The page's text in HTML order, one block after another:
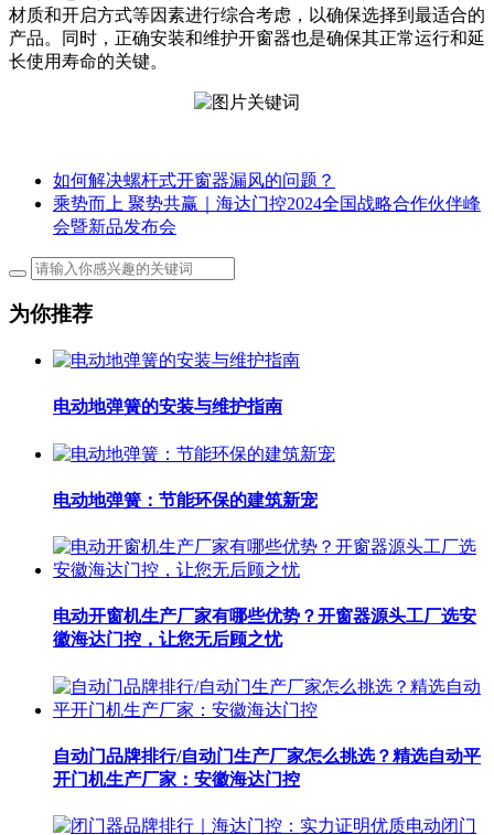
材质和开启方式等因素进行综合考虑，以确保选择到最适合的
产品。同时，正确安装和维护开窗器也是确保其正常运行和延
长使用寿命的关键。
如何解决螺杆式开窗器漏风的问题？
乘势而上 聚势共赢｜海达门控2024全国战略合作伙伴峰
会暨新品发布会
为你推荐
电动地弹簧的安装与维护指南
电动地弹簧：节能环保的建筑新宠
电动开窗机生产厂家有哪些优势？开窗器源头工厂选安
徽海达门控，让您无后顾之忧
自动门品牌排行/自动门生产厂家怎么挑选？精选自动平
开门机生产厂家：安徽海达门控